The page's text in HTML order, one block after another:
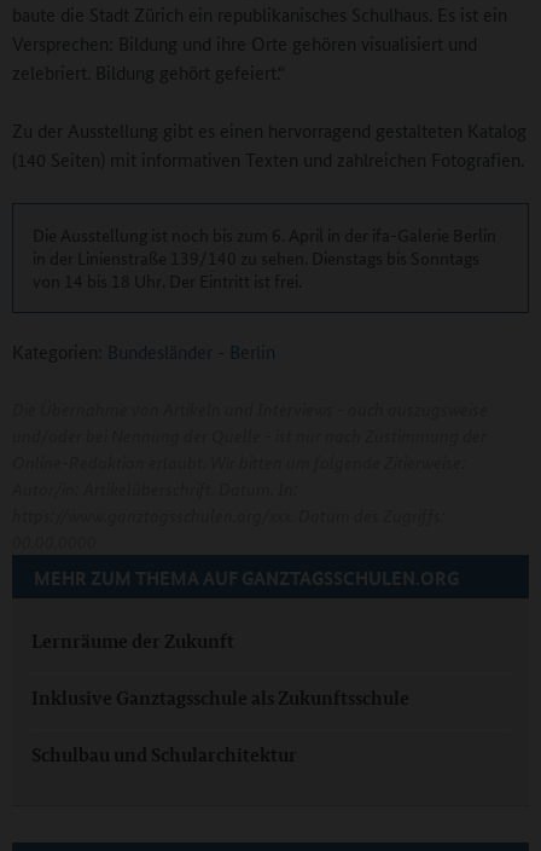
baute die Stadt Zürich ein republikanisches Schulhaus. Es ist ein
Versprechen: Bildung und ihre Orte gehören visualisiert und
zelebriert. Bildung gehört gefeiert.“
Zu der Ausstellung gibt es einen hervorragend gestalteten Katalog
(140 Seiten) mit informativen Texten und zahlreichen Fotografien.
Kategorien: Bundesländer - Berlin
MEHR ZUM THEMA AUF GANZTAGSSCHULEN.ORG
Lernräume der Zukunft
Inklusive Ganztagsschule als Zukunftsschule
Schulbau und Schularchitektur